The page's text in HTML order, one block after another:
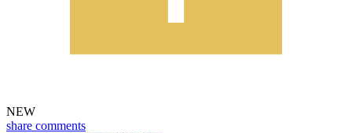
NEW
share comments